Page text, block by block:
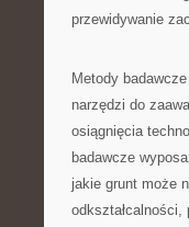
przewidywanie
Metody
narzędzi do
osiągnięcia
badawcze
jakie grunt może